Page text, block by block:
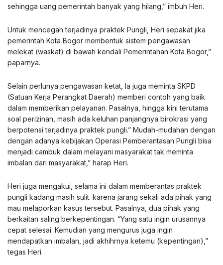
sehingga uang pemerintah banyak yang hilang,” imbuh Heri.
Untuk mencegah terjadinya praktek Pungli, Heri sepakat jika
pemerintah Kota Bogor membentuk sistem pengawasan
melekat (waskat) di bawah kendali Pemerintahan Kota Bogor,”
paparnya.
Selain perlunya pengawasan ketat, Ia juga meminta SKPD
(Satuan Kerja Perangkat Daerah) memberi contoh yang baik
dalam memberikan pelayanan. Pasalnya, hingga kini terutama
soal perizinan, masih ada keluhan panjangnya birokrasi yang
berpotensi terjadinya praktek pungli.” Mudah-mudahan dengan
dengan adanya kebijakan Operasi Pemberantasan Pungli bisa
menjadi cambuk dalam melayani masyarakat tak meminta
imbalan dari masyarakat,” harap Heri.
Heri juga mengakui, selama ini dalam memberantas praktek
pungli kadang masih sulit. karena jarang sekali ada pihak yang
mau melaporkan kasus tersebut. Pasalnya, dua pihak yang
berkaitan saling berkepentingan. “Yang satu ingin urusannya
cepat selesai. Kemudian yang mengurus juga ingin
mendapatkan imbalan, jadi akhihrnya ketemu (kepentingan),”
tegas Heri.